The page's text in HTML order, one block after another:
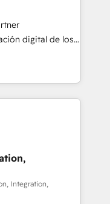
retail, e-
y servicios,
para transformar
digital de los
en
Ventas
con
en: 1.
nuestros
cliente 3.
de
Integration,